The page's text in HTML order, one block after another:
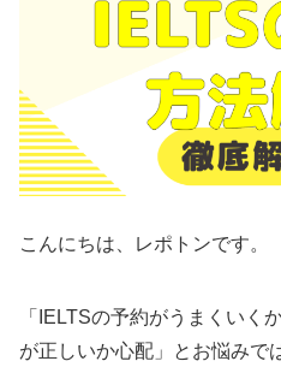
こんにちは、レポトンです。
「IELTSの予約がうまくいく
が正しいか心配」とお悩みで